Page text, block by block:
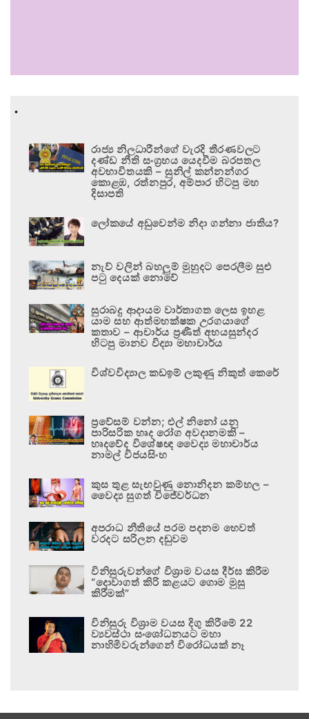
.
රාජ්‍ය නිලධාරීන්ගේ වැරදි තීරණවලට
දණ්ඩ නීති සංග්‍රහය යෙදවීම බරපතල
අවභාවිතයකි – සුනිල් කන්නන්ගර
කොළඹ, රත්නපුර, අම්පාර හිටපු මහ
දිසාපති
ලෝකයේ අඩුවෙන්ම නිදා ගන්නා ජාතිය?
නැව් වලින් බහලුම් මුහුදට පෙරලීම සුළු
පටු දෙයක් නොවේ
සුරාබදු ආදායම වාර්තාගත ලෙස ඉහළ
යාම සහ ආත්මභක්ෂක උරගයාගේ
කතාව – ආචාර්ය ප්‍රණීත් අභයසුන්දර
හිටපු මානව විද්‍යා මහාචාර්ය
විශ්වවිද්‍යාල කඩඉම් ලකුණු නිකුත් කෙරේ
ප්‍රවේසම් වන්න; එල් නිනෝ යනු
පාරිසරික හෘද රෝග අවදානමකි –
හෘදවේද විශේෂඥ වෛද්‍ය මහාචාර්ය
නාමල් විජයසිංහ
කුස තුළ සැඟවුණු නොනිදන කම්හල –
වෛද්‍ය සුගත් විජේවර්ධන
අපරාධ නීතියේ පරම පදනම හෙවත්
වරදට සරිලන දඬුවම
විනිසුරුවන්ගේ විශ්‍රාම වයස දීර්ඝ කිරීම
“දොවාගත් කිරි කළයට ගොම මුසු
කිරීමක්”
විනිසුරු විශ්‍රාම වයස දිගු කිරීමේ 22
ව්‍යවස්ථා සංශෝධනයට මහා
නාහිමිවරුන්ගෙන් විරෝධයක් නෑ